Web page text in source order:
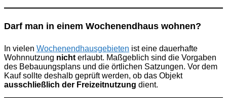
Darf man in einem Wochenendhaus wohnen?
In vielen Wochenendhausgebieten ist eine dauerhafte
Wohnnutzung nicht erlaubt. Maßgeblich sind die Vorgaben
des Bebauungsplans und die örtlichen Satzungen. Vor dem
Kauf sollte deshalb geprüft werden, ob das Objekt
ausschließlich der Freizeitnutzung dient.